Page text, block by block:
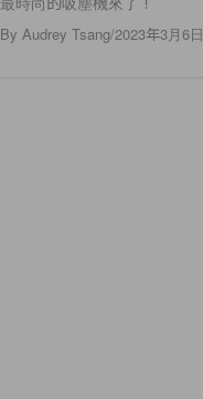
By Audrey Tsang/2023年3月6日